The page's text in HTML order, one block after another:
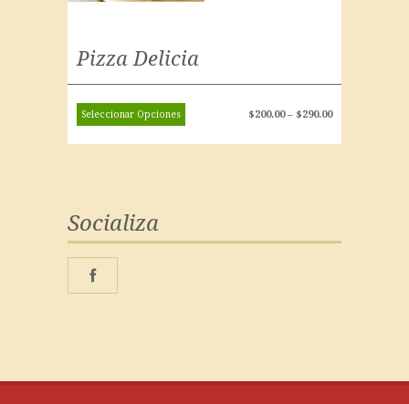
Pizza Delicia
$200.00– $290.00
Seleccionar Opciones
Socializa